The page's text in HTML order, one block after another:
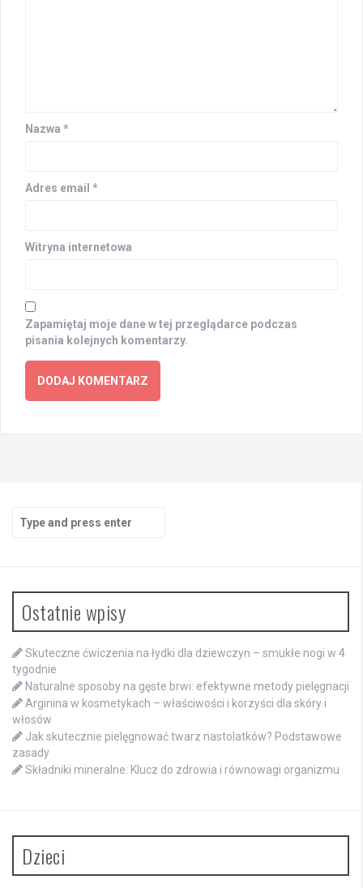
Nazwa *
Adres email *
Witryna internetowa
Zapamiętaj moje dane w tej przeglądarce podczas
pisania kolejnych komentarzy.
for:
Ostatnie wpisy
Skuteczne ćwiczenia na łydki dla dziewczyn – smukłe nogi w 4
tygodnie
Naturalne sposoby na gęste brwi: efektywne metody pielęgnacji
Arginina w kosmetykach – właściwości i korzyści dla skóry i
włosów
Jak skutecznie pielęgnować twarz nastolatków? Podstawowe
zasady
Składniki mineralne: Klucz do zdrowia i równowagi organizmu
Dzieci